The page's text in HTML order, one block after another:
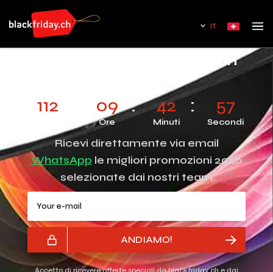
IT
Black Friday Television in
112 09
Ore
42
Minuti
57
Secondi
Ricevi direttamente via email
WhatsApp le migliori promozioni 2026
selezionate dai nostri team
ANDIAMO!
Accetto di ricevere offerte speciali da blackfriday.ch e dai